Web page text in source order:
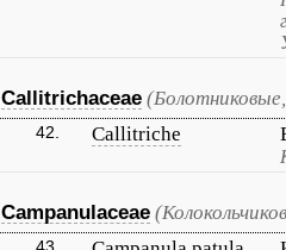
Callitrichaceae
42. Callitriche
Campanulaceae